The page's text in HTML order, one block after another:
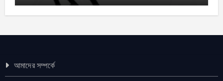
আমাদের সম্পর্কে